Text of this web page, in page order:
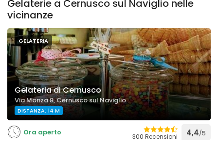
Gelaterie a Cernusco sul Naviglio nelle
vicinanze
GELATERIA
Gelateria di Cernusco
Via Monza 8, Cernusco sul Naviglio
DISTANZA: 14 M
Ora aperto 300 Recensioni 4,4/5